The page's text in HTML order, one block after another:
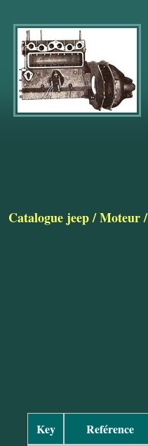
Catalogue jeep/Moteur/
Key Reférence